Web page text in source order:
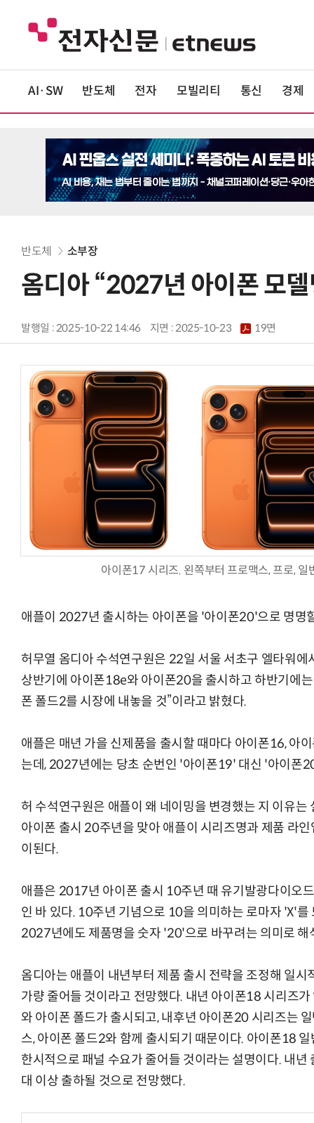
AI·SW 반도체 전자 모빌리티 통신 경제
반도체 소부장
옴디아 “2027년 아이폰 모
발행일 : 2025-10-22 14:46 지면 :2025-10-23 19면
아이폰17 시리즈. 왼쪽부터 프로맥스, 프로, 일
애플이 2027년 출시하는 아이폰을 '아이폰20'으로 명명
허무열 옴디아 수석연구원은 22일 서울 서초구 엘타워
상반기에 아이폰18e와 아이폰20을 출시하고 하반기에
폰 폴드2를 시장에 내놓을 것”이라고 밝혔다.
애플은 매년 가을 신제품을 출시할 때마다 아이폰16, 아
는데, 2027년에는 당초 순번인 '아이폰19' 대신 '아이폰
허 수석연구원은 애플이 왜 네이밍을 변경했는 지 이유
아이폰 출시 20주년을 맞아 애플이 시리즈명과 제품 라
이된다.
애플은 2017년 아이폰 출시 10주년 때 유기발광다이오
인 바 있다. 10주년 기념으로 10을 의미하는 로마자 'X'
2027년에도 제품명을 숫자 '20'으로 바꾸려는 의미로 해
옴디아는 애플이 내년부터 제품 출시 전략을 조정해 일
가량 줄어들 것이라고 전망했다. 내년 아이폰18 시리즈
와 아이폰 폴드가 출시되고, 내후년 아이폰20 시리즈는
스, 아이폰 폴드2와 함께 출시되기 때문이다. 아이폰18
한시적으로 패널 수요가 줄어들 것이라는 설명이다. 내
대 이상 출하될 것으로 전망했다.